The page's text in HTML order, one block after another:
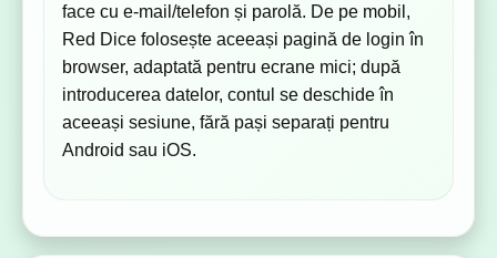
face cu e-mail/telefon și parolă. De pe mobil,
Red Dice folosește aceeași pagină de login în
browser, adaptată pentru ecrane mici; după
introducerea datelor, contul se deschide în
aceeași sesiune, fără pași separați pentru
Android sau iOS.